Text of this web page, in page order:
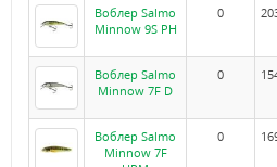
Воблер Salmo
Minnow 9S PH
0
Воблер Salmo
Minnow 7F D
0
Воблер Salmo
Minnow 7F
0